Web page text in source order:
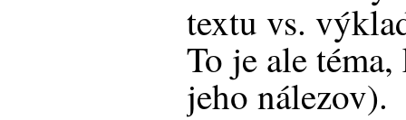
textu vs.
To je ale
jeho nálezov).